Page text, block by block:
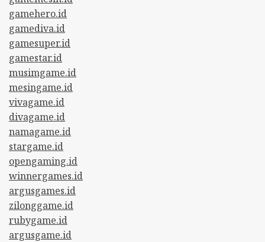
gamehero.id
gamediva.id
gamesuper.id
gamestar.id
musimgame.id
mesingame.id
vivagame.id
divagame.id
namagame.id
stargame.id
opengaming.id
winnergames.id
argusgames.id
zilonggame.id
rubygame.id
argusgame.id